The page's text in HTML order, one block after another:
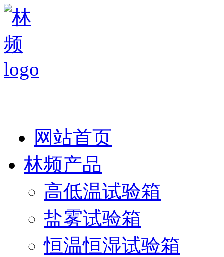
网站首页
林频产品
高低温试验箱
盐雾试验箱
恒温恒湿试验箱